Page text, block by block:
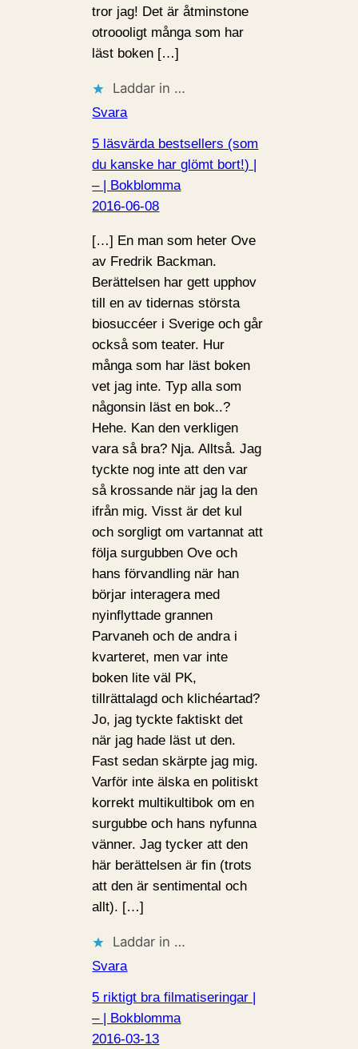
tror jag! Det är åtminstone
otroooligt många som har
läst boken […]
Laddar in …
Svara
5 läsvärda bestsellers (som
du kanske har glömt bort!) |
– | Bokblomma
2016-06-08
[…] En man som heter Ove
av Fredrik Backman.
Berättelsen har gett upphov
till en av tidernas största
biosuccéer i Sverige och går
också som teater. Hur
många som har läst boken
vet jag inte. Typ alla som
någonsin läst en bok..?
Hehe. Kan den verkligen
vara så bra? Nja. Alltså. Jag
tyckte nog inte att den var
så krossande när jag la den
ifrån mig. Visst är det kul
och sorgligt om vartannat att
följa surgubben Ove och
hans förvandling när han
börjar interagera med
nyinflyttade grannen
Parvaneh och de andra i
kvarteret, men var inte
boken lite väl PK,
tillrättalagd och klichéartad?
Jo, jag tyckte faktiskt det
när jag hade läst ut den.
Fast sedan skärpte jag mig.
Varför inte älska en politiskt
korrekt multikultibok om en
surgubbe och hans nyfunna
vänner. Jag tycker att den
här berättelsen är fin (trots
att den är sentimental och
allt). […]
Laddar in …
Svara
5 riktigt bra filmatiseringar |
– | Bokblomma
2016-03-13